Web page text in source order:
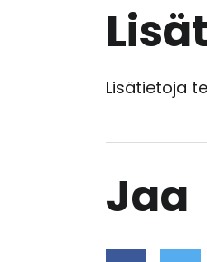
Lisätietoja
Jaa